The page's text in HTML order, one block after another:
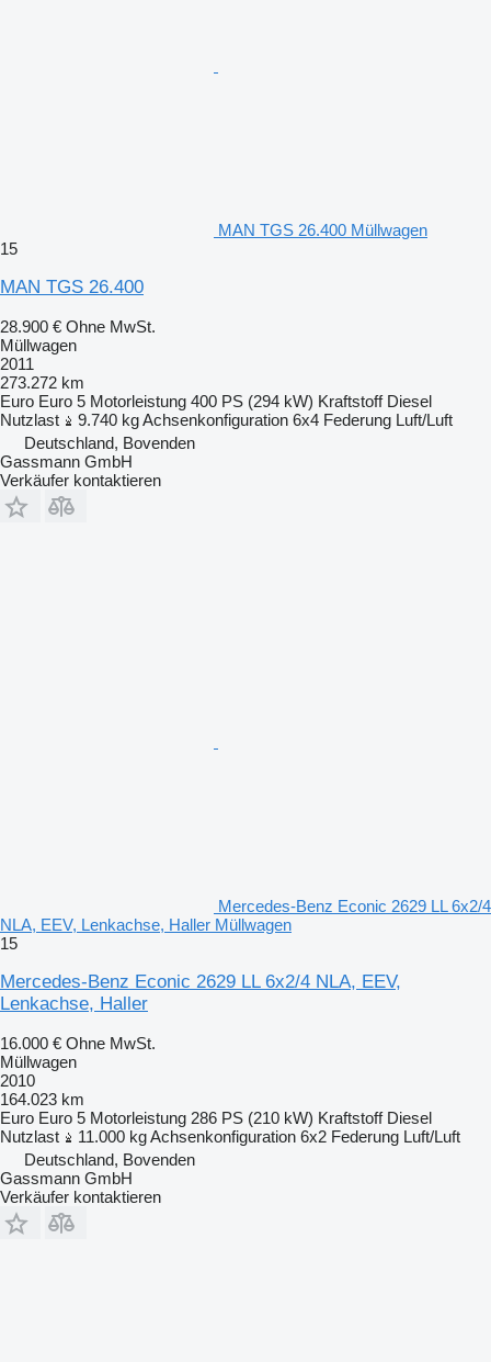
MAN TGS 26.400 Müllwagen
15
MAN TGS 26.400
28.900 € Ohne MwSt.
Müllwagen
2011
273.272 km
Euro Euro 5 Motorleistung 400 PS (294 kW) Kraftstoff Diesel
Nutzlast
9.740 kgAchsenkonfiguration 6x4 Federung Luft/Luft
Deutschland, Bovenden
Gassmann GmbH
Verkäufer kontaktieren
Mercedes-Benz Econic 2629 LL 6x2/4
NLA, EEV, Lenkachse, Haller Müllwagen
15
Mercedes-Benz Econic 2629 LL 6x2/4 NLA, EEV,
Lenkachse, Haller
16.000 € Ohne MwSt.
Müllwagen
2010
164.023 km
Euro Euro 5 Motorleistung 286 PS (210 kW) Kraftstoff Diesel
Nutzlast
11.000 kgAchsenkonfiguration 6x2 Federung Luft/Luft
Deutschland, Bovenden
Gassmann GmbH
Verkäufer kontaktieren